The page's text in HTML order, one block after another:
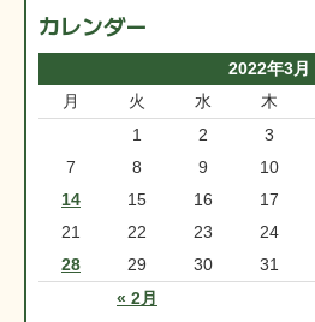
カレンダー
2022年3月
月
火 水 木
« 2月
1 2 3
7
8 9 10
14
15 16 17
21
22 23 24
28
29 30 31